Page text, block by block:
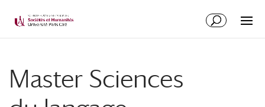
Master Sciences